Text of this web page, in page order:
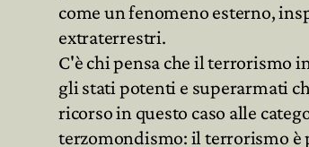
come un fenomeno esterno,
extraterrestri.
C'è chi pensa che il terrorismo
gli stati potenti e superarmati
ricorso in questo caso alle
terzomondismo: il terrorismo è